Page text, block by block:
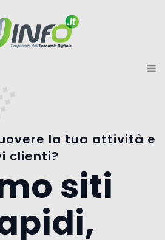
la tua attività e
clienti?
siti